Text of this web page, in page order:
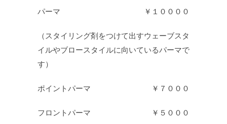
パーマ ￥１００００
（スタイリング剤をつけて出すウェーブスタ
イルやブロースタイルに向いているパーマで
す）
ポイントパーマ ￥７０００
フロントパーマ ￥５０００